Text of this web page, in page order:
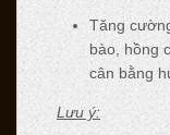
Tăng
bào, hồng
cân bằng
Lưu ý: